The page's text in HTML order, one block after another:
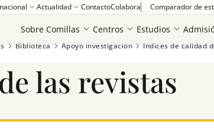
Actualidad ContactoColabora Comparador de
Sobre Comillas
Centros Estudios
Biblioteca Apoyo investigación Índices de calidad
las revistas